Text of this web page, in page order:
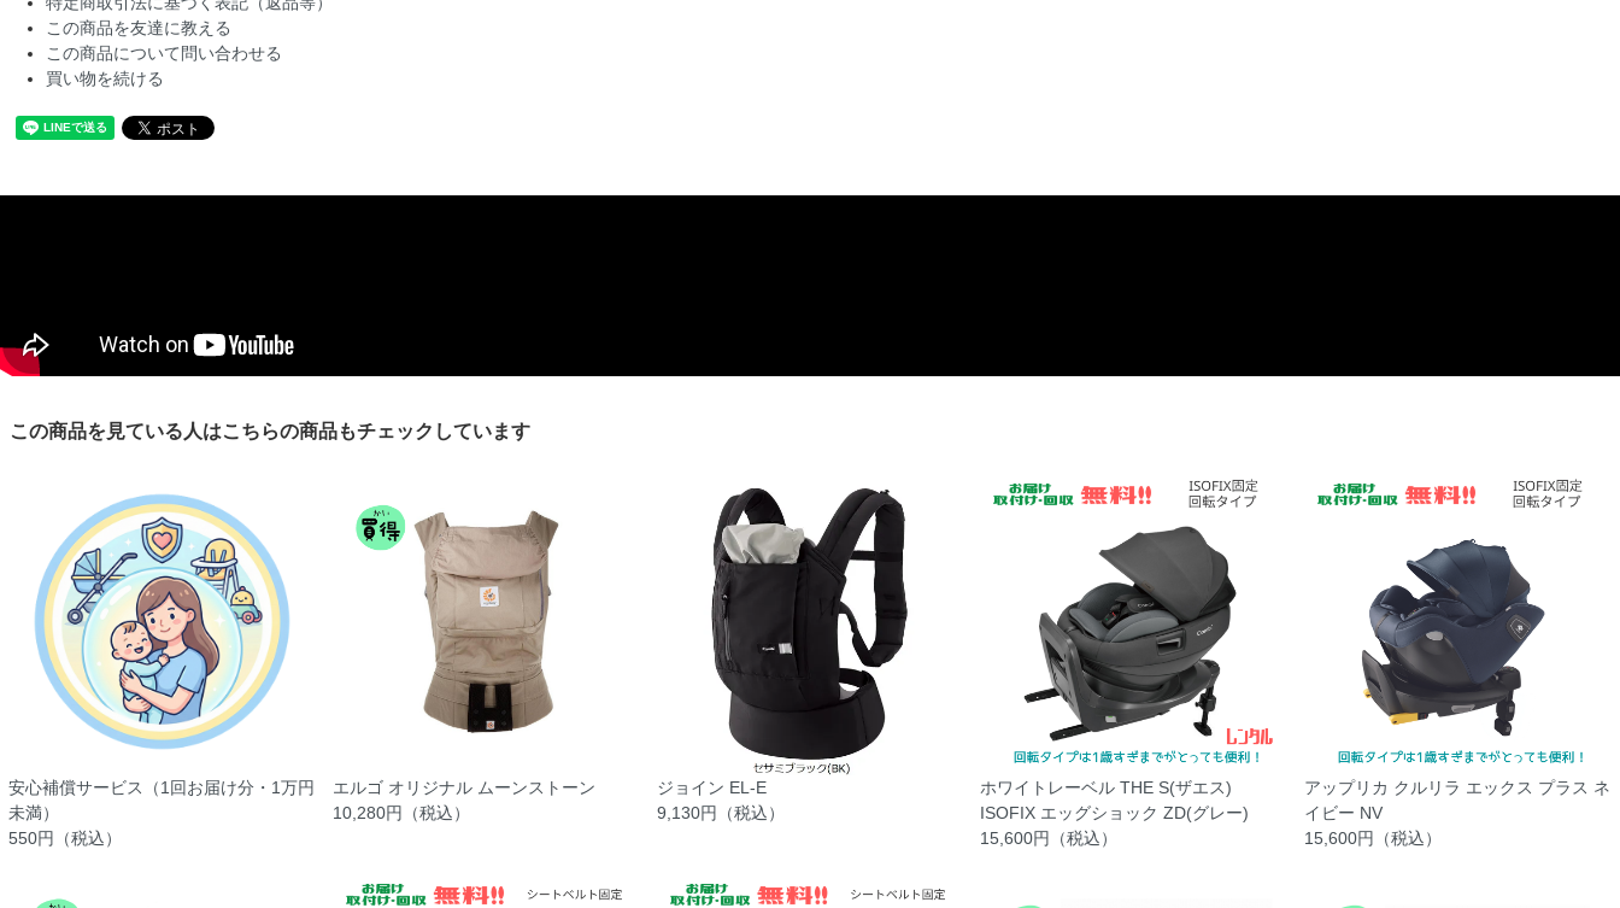
この商品を友達に教える
この商品について問い合わせる
買い物を続ける
この商品を見ている人はこちらの商品もチェックしています
安心補償サービス（1回お届け分・1万円
未満）
550円（税込）
エルゴ オリジナル ムーンストーン
10,280円（税込）
ジョイン EL-E
9,130円（税込）
ホワイトレーベル THE S(ザエス)
ISOFIX エッグショック ZD(グレー)
15,600円（税込）
アップリカ クルリラ エックス プラス ネ
イビー NV
15,600円（税込）